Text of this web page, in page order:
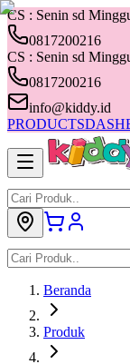
CS : Senin sd
0817200216
CS : Senin sd
0817200216
info@kiddy.id
PRODUCTS
Beranda
Produk